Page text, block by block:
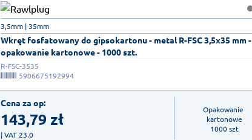
Wkręt fosfatowany do gipsokartonu - metal R-FSC 3,5x35 mm -
opakowanie kartonowe - 1000 szt.
3,5mm | 35mm
R-FSC-3535
5906675192994
Cena za op:
143,79zł
| VAT 23.0
Opakowanie
kartonowe
1000 szt